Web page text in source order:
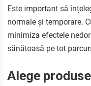
Este important să
normale și temporare.
minimiza efectele
sănătoasă pe tot
Alege